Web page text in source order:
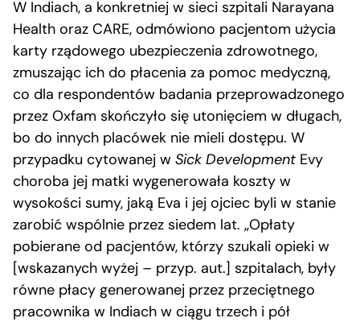
W Indiach, a konkretniej w sieci szpitali Narayana
Health oraz CARE, odmówiono pacjentom użycia
karty rządowego ubezpieczenia zdrowotnego,
zmuszając ich do płacenia za pomoc medyczną,
co dla respondentów badania przeprowadzonego
przez Oxfam skończyło się utonięciem w długach,
bo do innych placówek nie mieli dostępu. W
przypadku cytowanej w Sick Development Evy
choroba jej matki wygenerowała koszty w
wysokości sumy, jaką Eva i jej ojciec byli w stanie
zarobić wspólnie przez siedem lat. „Opłaty
pobierane od pacjentów, którzy szukali opieki w
[wskazanych wyżej – przyp. aut.] szpitalach, były
równe płacy generowanej przez przeciętnego
pracownika w Indiach w ciągu trzech i pół